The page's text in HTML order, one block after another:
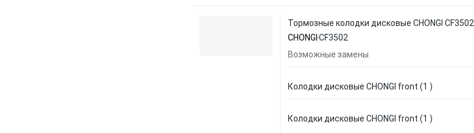
Тормозные колодки дисковые CHONGI CF3502
CHONGI CF3502
Возможные замены
Колодки дисковые CHONGI front (1 )
Колодки дисковые CHONGI front (1 )